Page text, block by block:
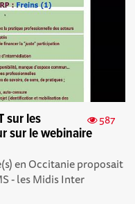
587
sur les
sur le webinaire
en Occitanie proposait
- les Midis Inter